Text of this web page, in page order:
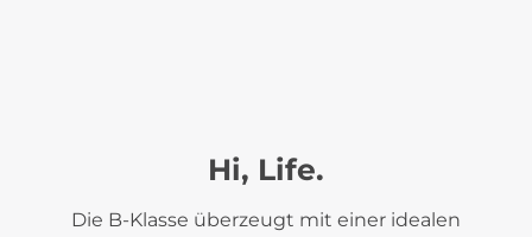
Hi, Life.
Die B-Klasse überzeugt mit einer idealen